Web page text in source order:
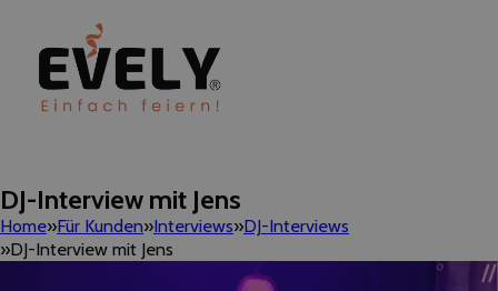
DJ-Interview mit Jens
Home Für Kunden Interviews DJ-Interviews
DJ-Interview mit Jens